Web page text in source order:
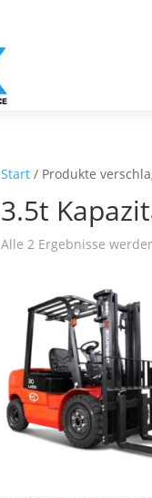
Start / Produkte
3.5t
Alle 2 Ergebnisse